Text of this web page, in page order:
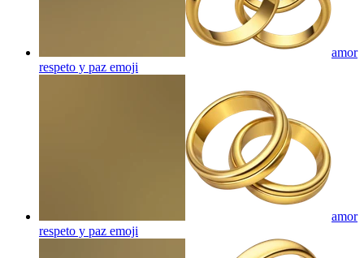
amor
respeto y paz emoji
amor
respeto y paz emoji